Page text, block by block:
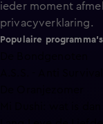
ieder moment
privacyverklaring.
Populaire programma's